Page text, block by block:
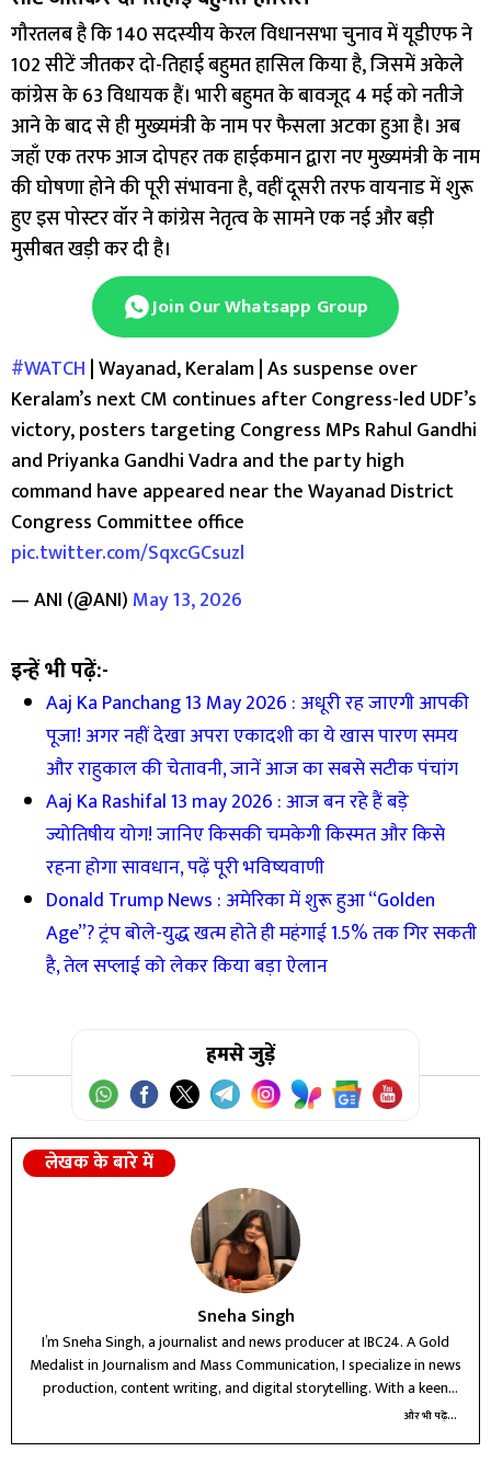
गौरतलब है कि 140 सदस्यीय केरल विधानसभा चुनाव में यूडीएफ ने
102 सीटें जीतकर दो-तिहाई बहुमत हासिल किया है, जिसमें अकेले
कांग्रेस के 63 विधायक हैं। भारी बहुमत के बावजूद 4 मई को नतीजे
आने के बाद से ही मुख्यमंत्री के नाम पर फैसला अटका हुआ है। अब
जहाँ एक तरफ आज दोपहर तक हाईकमान द्वारा नए मुख्यमंत्री के नाम
की घोषणा होने की पूरी संभावना है, वहीं दूसरी तरफ वायनाड में शुरू
हुए इस पोस्टर वॉर ने कांग्रेस नेतृत्व के सामने एक नई और बड़ी
मुसीबत खड़ी कर दी है।
Join Our Whatsapp Group
#WATCH | Wayanad, Keralam | As suspense over
Keralam’s next CM continues after Congress-led UDF’s
victory, posters targeting Congress MPs Rahul Gandhi
and Priyanka Gandhi Vadra and the party high
command have appeared near the Wayanad District
Congress Committee office
pic.twitter.com/SqxcGCsuzl
— ANI (@ANI) May 13, 2026
इन्हें भी पढ़ें:-
Aaj Ka Panchang 13 May 2026 : अधूरी रह जाएगी आपकी
पूजा! अगर नहीं देखा अपरा एकादशी का ये खास पारण समय
और राहुकाल की चेतावनी, जानें आज का सबसे सटीक पंचांग
Aaj Ka Rashifal 13 may 2026 : आज बन रहे हैं बड़े
ज्योतिषीय योग! जानिए किसकी चमकेगी किस्मत और किसे
रहना होगा सावधान, पढ़ें पूरी भविष्यवाणी
Donald Trump News : अमेरिका में शुरू हुआ “Golden
Age”? ट्रंप बोले-युद्ध खत्म होते ही महंगाई 1.5% तक गिर सकती
है, तेल सप्लाई को लेकर किया बड़ा ऐलान
हमसे जुड़ें
लेखक के बारे में
Sneha Singh
I’m Sneha Singh, a journalist and news producer at IBC24. A Gold
Medalist in Journalism and Mass Communication, I specialize in news
production, content writing, and digital storytelling. With a keen
interest in political and crime reporting, I believe in delivering
और भी पढ़ें...